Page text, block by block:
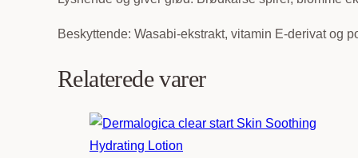
antal
Beskyttende: Wasabi-ekstrakt, vitamin E-derivat og
Relaterede varer